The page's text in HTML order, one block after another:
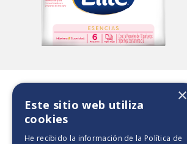
Tips de Cuidado
×
Este sitio web utiliza
cookies
He recibido la información de la Política de